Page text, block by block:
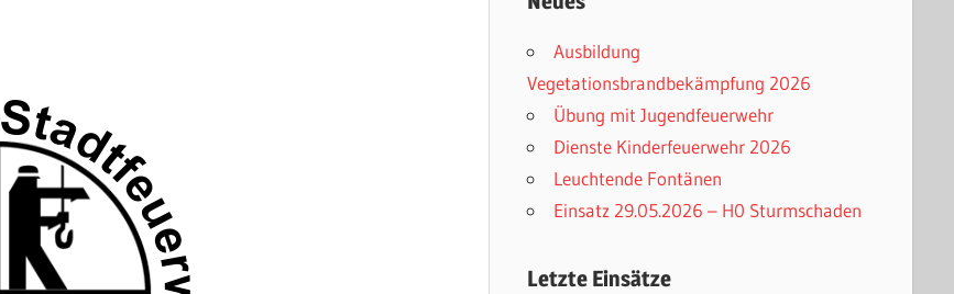
Ausbildung
Vegetationsbrandbekämpfung 2026
Übung mit Jugendfeuerwehr
Dienste Kinderfeuerwehr 2026
Leuchtende Fontänen
Einsatz 29.05.2026 – H0 Sturmschaden
Letzte Einsätze